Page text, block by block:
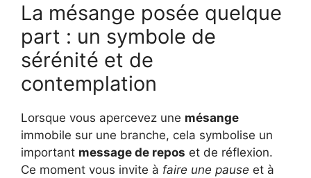
La mésange posée quelque
part : un symbole de
sérénité et de
contemplation
Lorsque vous apercevez une mésange
immobile sur une branche, cela symbolise un
important message de repos et de réflexion.
Ce moment vous invite à faire une pause et à